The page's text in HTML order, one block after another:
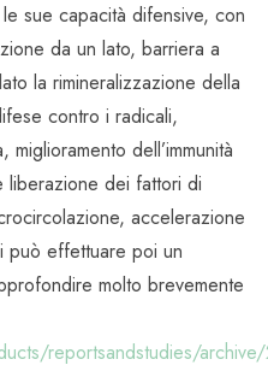
sue capacità difensive, con
da un lato, barriera a
la rimineralizzazione della
contro i radicali,
dell’immunità
liberazione dei fattori di
accelerazione
può effettuare poi un
molto brevemente
reportsandstudies/